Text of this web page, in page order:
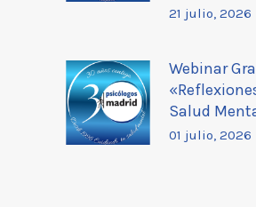
21 julio, 2026
Webinar
Salud
01 julio, 2026